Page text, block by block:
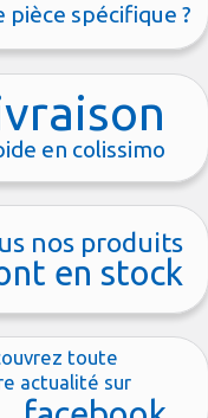
pièce spécifique ?
en colissimo
nos produits
en stock
toute
actualité sur